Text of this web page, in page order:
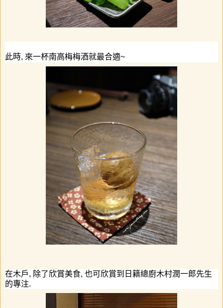
此時, 來一杯南高梅梅酒就最合適~
在木戶, 除了欣賞美食, 也可欣賞到日籍總廚木村潤一郎先生
的專注.